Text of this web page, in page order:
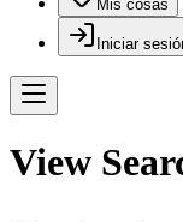
Mis cosas
Iniciar
View